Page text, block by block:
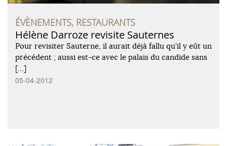
ÉVÈNEMENTS, RESTAURANTS
Hélène Darroze revisite Sauternes
Pour revisiter Sauterne, il aurait déjà fallu qu’il y eût un
précédent ; aussi est-ce avec le palais du candide sans
[…]
05-04-2012